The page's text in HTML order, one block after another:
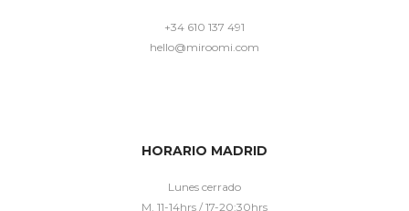
+34 610 137 491
hello@miroomi.com
HORARIO MADRID
Lunes cerrado
M. 11-14hrs / 17-20:30hrs